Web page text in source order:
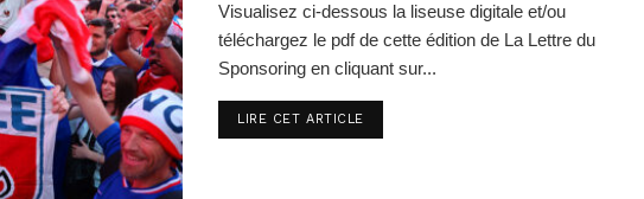
Visualisez ci-dessous la liseuse digitale et/ou
téléchargez le pdf de cette édition de La Lettre du
Sponsoring en cliquant sur...
LIRE CET ARTICLE